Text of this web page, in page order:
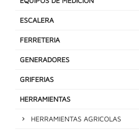
ESCALERA
FERRETERIA
GENERADORES
GRIFERIAS
HERRAMIENTAS
HERRAMIENTAS AGRICOLAS